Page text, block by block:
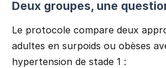
Deux groupes, une
Le protocole compare deux
adultes en surpoids ou obèses
hypertension de stade 1 :